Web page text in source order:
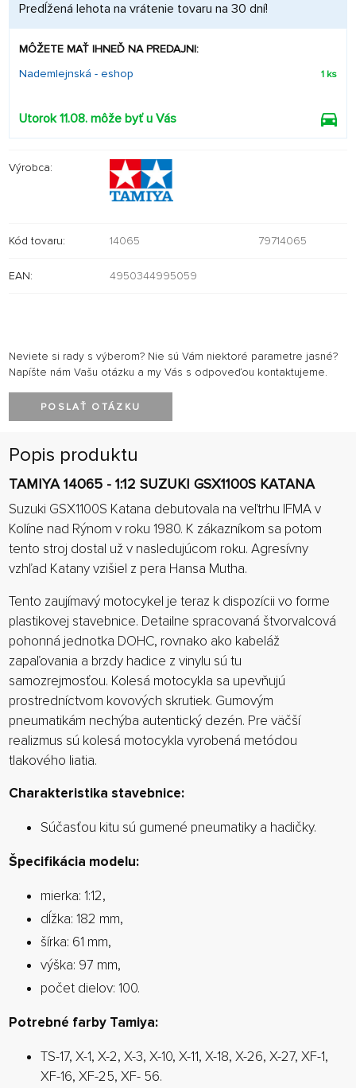
Predĺžená lehota na vrátenie tovaru na 30 dní!
MÔŽETE MAŤ IHNEĎ NA PREDAJNI:
Nademlejnská - eshop
1 ks
Utorok 11.08. môže byť u Vás
Výrobca:
Kód tovaru: 14065 79714065
EAN: 4950344995059
Neviete si rady s výberom? Nie sú Vám niektoré parametre jasné?
Napíšte nám Vašu otázku a my Vás s odpoveďou kontaktujeme.
POSLAŤ OTÁZKU
Popis produktu
TAMIYA 14065 - 1:12 SUZUKI GSX1100S KATANA
Suzuki GSX1100S Katana debutovala na veľtrhu IFMA v
Kolíne nad Rýnom v roku 1980. K zákazníkom sa potom
tento stroj dostal už v nasledujúcom roku. Agresívny
vzhľad Katany vzišiel z pera Hansa Mutha.
Tento zaujímavý motocykel je teraz k dispozícii vo forme
plastikovej stavebnice. Detailne spracovaná štvorvalcová
pohonná jednotka DOHC, rovnako ako kabeláž
zapaľovania a brzdy hadice z vinylu sú tu
samozrejmosťou. Kolesá motocykla sa upevňujú
prostredníctvom kovových skrutiek. Gumovým
pneumatikám nechýba autentický dezén. Pre väčší
realizmus sú kolesá motocykla vyrobená metódou
tlakového liatia.
Charakteristika stavebnice:
Súčasťou kitu sú gumené pneumatiky a hadičky.
Špecifikácia modelu:
mierka: 1:12,
dĺžka: 182 mm,
šírka: 61 mm,
výška: 97 mm,
počet dielov: 100.
Potrebné farby Tamiya:
TS-17, X-1, X-2, X-3, X-10, X-11, X-18, X-26, X-27, XF-1,
XF-16, XF-25, XF- 56.